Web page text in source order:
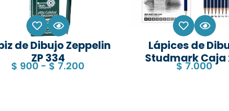
de Dibujo Zeppelin
ZP 334
$ 900 - $7.200
Lápices de
Studmark Caja
$7.000